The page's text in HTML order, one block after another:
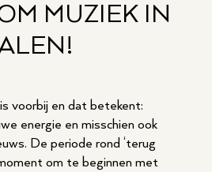
MUZIEK IN
voorbij en dat betekent:
energie en misschien ook
De periode rond ‘terug
om te beginnen met